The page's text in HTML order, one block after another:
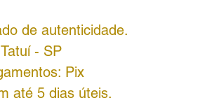
de autenticidade.
- SP
Pix
até 5 dias úteis.